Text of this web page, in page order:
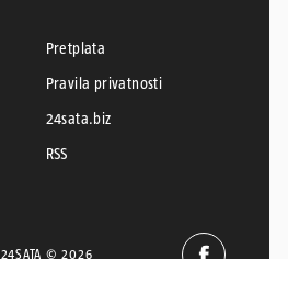
Pretplata
Pravila privatnosti
24sata.biz
RSS
24SATA © 2026